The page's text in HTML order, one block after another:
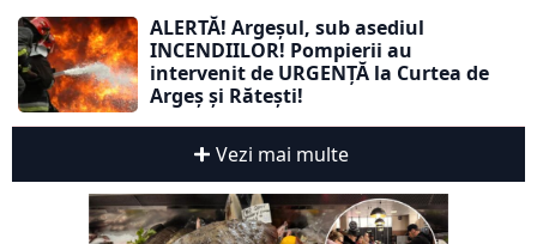
ALERTĂ! Argeșul, sub asediul
INCENDIILOR! Pompierii au
intervenit de URGENȚĂ la Curtea de
Argeș și Rătești!
Vezi mai multe